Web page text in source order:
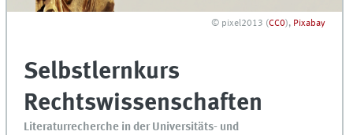
© pixel2013 (CC0), Pixabay
Selbstlernkurs
Rechtswissenschaften
Literaturrecherche in der Universitäts- und